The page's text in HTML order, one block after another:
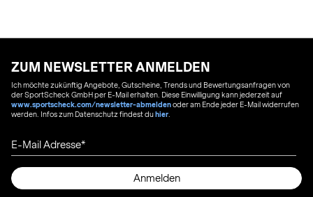
ZUM NEWSLETTER ANMELDEN
Ich möchte zukünftig Angebote, Gutscheine, Trends und Bewertungsanfragen von
der SportScheck GmbH per E-Mail erhalten. Diese Einwilligung kann jederzeit auf
www.sportscheck.com/newsletter-abmeldenoder am Ende jeder E-Mail widerrufen
werden. Infos zum Datenschutz findest duhier
E-Mail Adresse
Anmelden